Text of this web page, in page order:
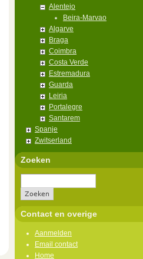
Alentejo
Beira-Marvao
Algarve
Braga
Coimbra
Costa Verde
Estremadura
Guarda
Leiria
Portalegre
Santarem
Spanje
Zwitserland
Zoeken
Contact en overige
Aanmelden
Email contact
Home